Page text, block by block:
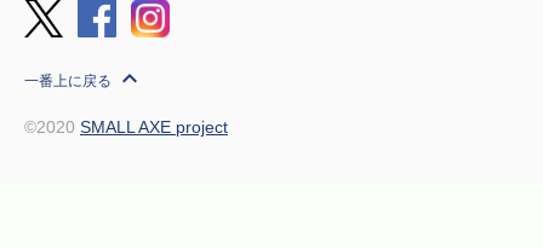
一番上に戻る expand_less
©2020 SMALL AXE project